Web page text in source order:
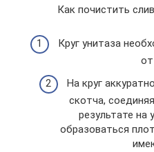
Как почистить
Круг унитаза
На круг
скотча,
результате на
образоваться